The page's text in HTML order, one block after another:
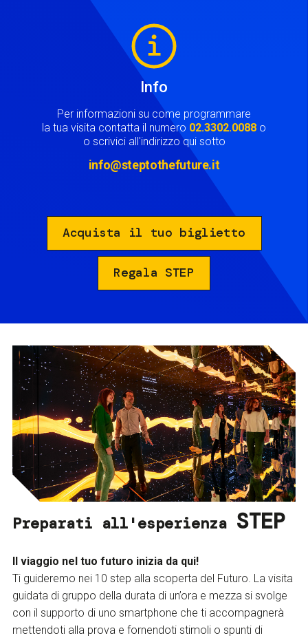
Info
Per informazioni su come programmare
la tua visita contatta il numero 02.3302.0088 o
o scrivici all'indirizzo qui sotto
info@steptothefuture.it
Acquista il tuo biglietto
Regala STEP
Preparati all'esperienza STEP
Il viaggio nel tuo futuro inizia da qui!
Ti guideremo nei 10 step alla scoperta del Futuro. La visita
guidata di gruppo della durata di un’ora e mezza si svolge
con il supporto di uno smartphone che ti accompagnerà
mettendoti alla prova e fornendoti stimoli o spunti di